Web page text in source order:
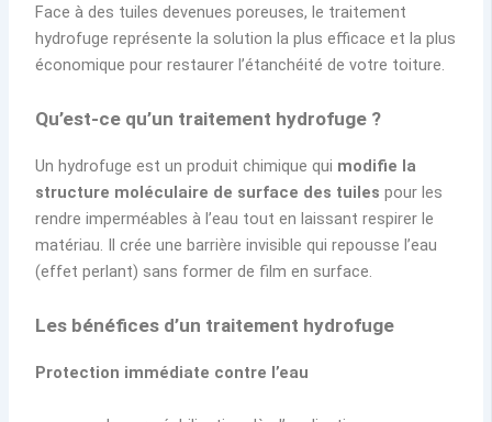
Face à des tuiles devenues poreuses, le traitement
hydrofuge représente la solution la plus efficace et la plus
économique pour restaurer l’étanchéité de votre toiture.
Qu’est-ce qu’un traitement hydrofuge ?
Un hydrofuge est un produit chimique qui modifie la
structure moléculaire de surface des tuiles pour les
rendre imperméables à l’eau tout en laissant respirer le
matériau. Il crée une barrière invisible qui repousse l’eau
(effet perlant) sans former de film en surface.
Les bénéfices d’un traitement hydrofuge
Protection immédiate contre l’eau